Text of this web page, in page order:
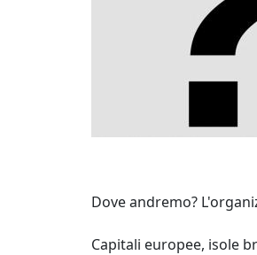
Dove andremo?
Capitali europee, isole